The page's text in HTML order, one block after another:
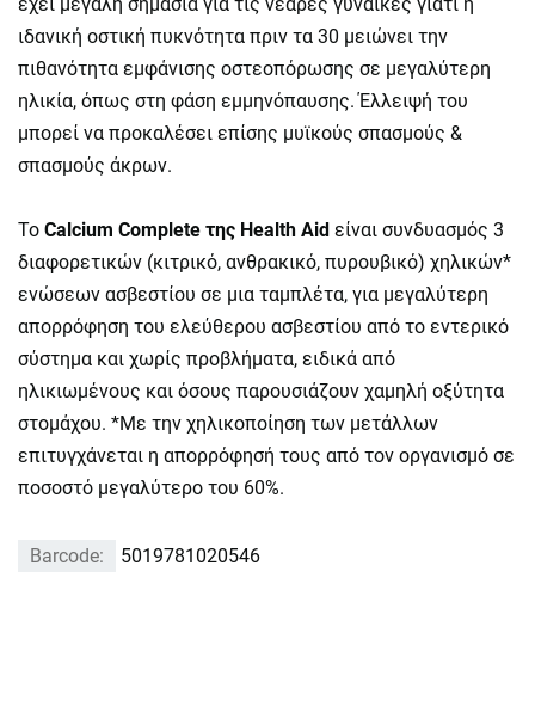
ιδανική οστική πυκνότητα πριν τα 30 μειώνει την
πιθανότητα εμφάνισης οστεοπόρωσης σε μεγαλύτερη
ηλικία, όπως στη φάση εμμηνόπαυσης. Έλλειψή του
μπορεί να προκαλέσει επίσης μυϊκούς σπασμούς &
σπασμούς άκρων.
Το Calcium Complete της Health Aid είναι συνδυασμός 3
διαφορετικών (κιτρικό, ανθρακικό, πυρουβικό) χηλικών*
ενώσεων ασβεστίου σε μια ταμπλέτα, για μεγαλύτερη
απορρόφηση του ελεύθερου ασβεστίου από το εντερικό
σύστημα και χωρίς προβλήματα, ειδικά από
ηλικιωμένους και όσους παρουσιάζουν χαμηλή οξύτητα
στομάχου. *Με την χηλικοποίηση των μετάλλων
επιτυγχάνεται η απορρόφησή τους από τον οργανισμό σε
ποσοστό μεγαλύτερο του 60%.
Barcode: 5019781020546